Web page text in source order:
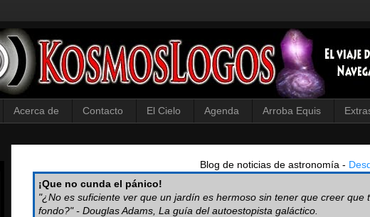
Acerca de Contacto El Cielo Agenda Arroba Equis
Blog de noticias de astronomía -
¡Que no cunda el pánico!
"¿No es suficiente ver que un jardín es hermoso sin tener que creer que
fondo?" - Douglas Adams, La guía del autoestopista galáctico.